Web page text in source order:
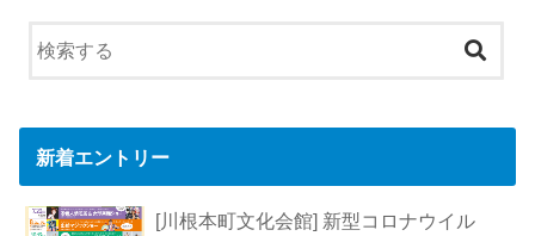
新着エントリー
[川根本町文化会館] 新型コロナウイル